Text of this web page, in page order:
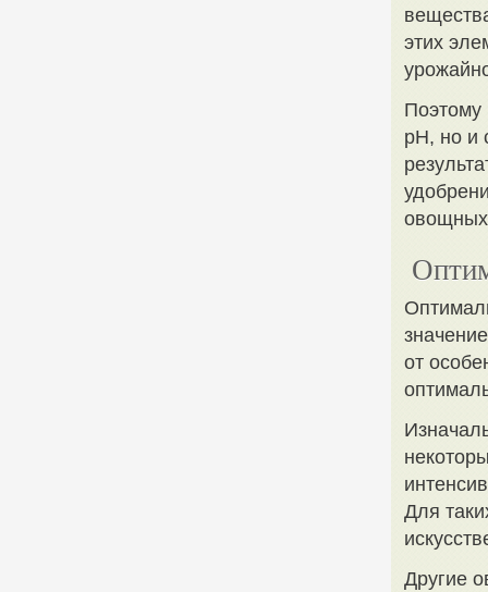
этих
Поэтому
pH, но и
овощных
от
Для
Другие